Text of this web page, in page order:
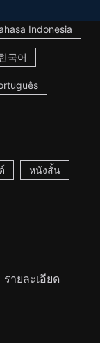
Indonesia
국어
หนังสั้น
รายละเอียด